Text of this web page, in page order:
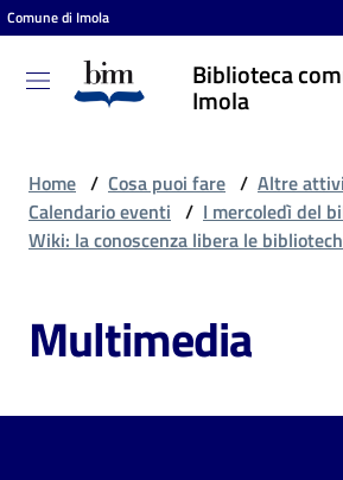
Vai al contenuto
Vai alla navigazione
Vai al footer
Comune di Imola
Biblioteca
Imola
Biblioteca
comunale
Cosa
fare
Home / Cosa puoi fare / Altre
Calendario eventi / I mercoledì del
Wiki: la conoscenza libera le
Multimedia